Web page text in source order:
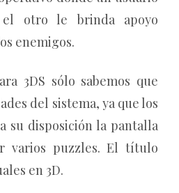
otro le brinda apoyo
enemigos.
3DS sólo sabemos que
del sistema, ya que los
su disposición la pantalla
varios puzzles. El título
en 3D.